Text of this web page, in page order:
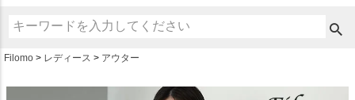
Filomo レディース アウター